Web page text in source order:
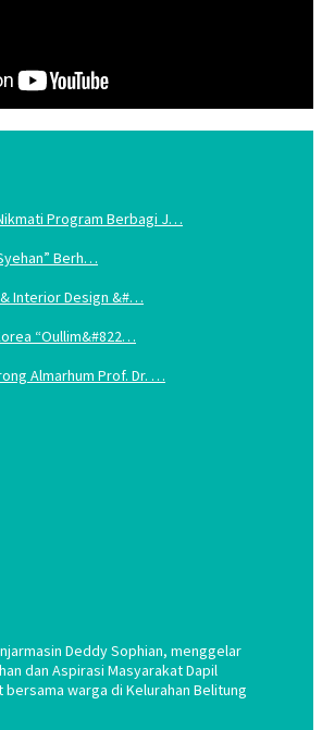
Program Berbagi J…
Berh…
Interior Design &#…
“Oullim&#822…
Almarhum Prof. Dr. …
Deddy Sophian, menggelar
dan Aspirasi Masyarakat Dapil
bersama warga di Kelurahan Belitung